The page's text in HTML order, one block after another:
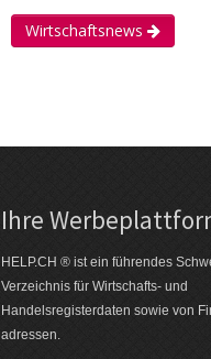
Wirtschaftsnews
Ihre
HELP.CH ® ist ein führendes
Verzeichnis für Wirtschafts- und
Handelsregisterdaten sowie von
adressen.